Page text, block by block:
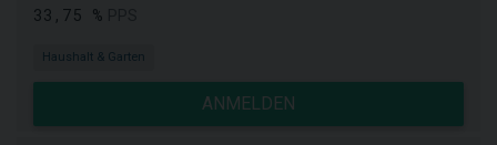
33,75 %
Haushalt & Garten
ANMELDEN